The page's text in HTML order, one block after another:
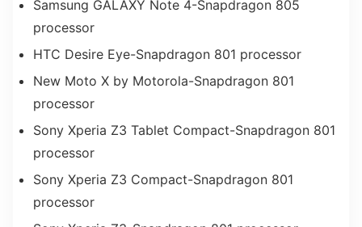
Samsung GALAXY Note 4-Snapdragon 805
processor
HTC Desire Eye-Snapdragon 801 processor
New Moto X by Motorola-Snapdragon 801
processor
Sony Xperia Z3 Tablet Compact-Snapdragon 801
processor
Sony Xperia Z3 Compact-Snapdragon 801
processor